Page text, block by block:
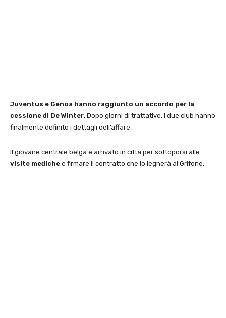
Juventus e Genoa hanno raggiunto un accordo per la
cessione di De Winter. Dopo giorni di trattative, i due club hanno
finalmente definito i dettagli dell’affare.
Il giovane centrale belga è arrivato in città per sottoporsi alle
visite mediche e firmare il contratto che lo legherà al Grifone.